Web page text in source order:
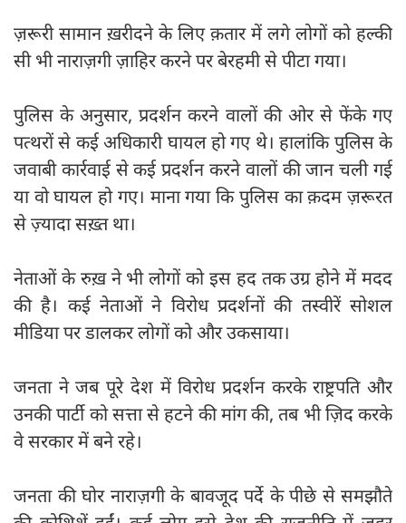
ज़रूरी सामान ख़रीदने के लिए क़तार में लगे लोगों को हल्की
सी भी नाराज़गी ज़ाहिर करने पर बेरहमी से पीटा गया।
पुलिस के अनुसार, प्रदर्शन करने वालों की ओर से फेंके गए
पत्थरों से कई अधिकारी घायल हो गए थे। हालांकि पुलिस के
जवाबी कार्रवाई से कई प्रदर्शन करने वालों की जान चली गई
या वो घायल हो गए। माना गया कि पुलिस का क़दम ज़रूरत
से ज़्यादा सख़्त था।
नेताओं के रुख़ ने भी लोगों को इस हद तक उग्र होने में मदद
की है। कई नेताओं ने विरोध प्रदर्शनों की तस्वीरें सोशल
मीडिया पर डालकर लोगों को और उकसाया।
जनता ने जब पूरे देश में विरोध प्रदर्शन करके राष्ट्रपति और
उनकी पार्टी को सत्ता से हटने की मांग की, तब भी ज़िद करके
वे सरकार में बने रहे।
जनता की घोर नाराज़गी के बावजूद पर्दे के पीछे से समझौते